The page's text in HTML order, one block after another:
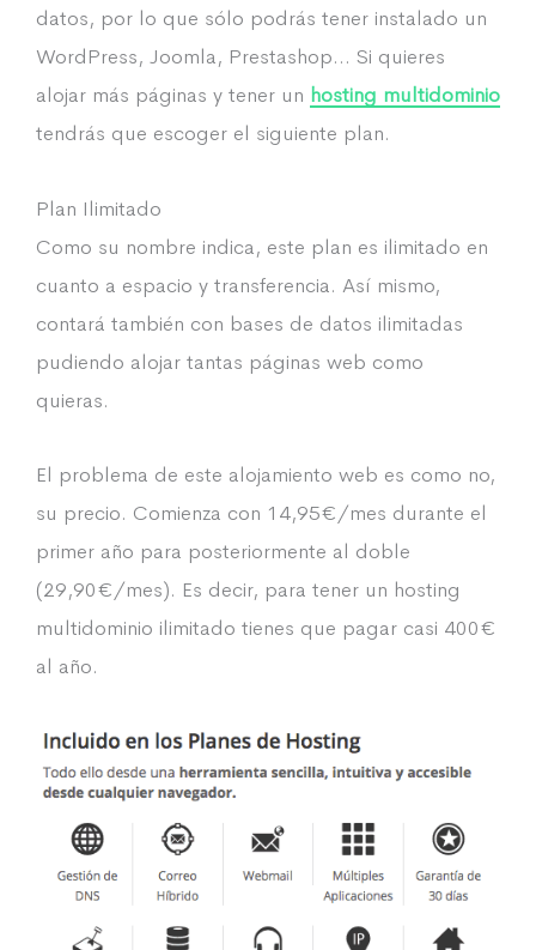
datos, por lo que sólo podrás tener instalado un
WordPress, Joomla, Prestashop… Si quieres
alojar más páginas y tener un hosting multidominio
tendrás que escoger el siguiente plan.
Plan Ilimitado
Como su nombre indica, este plan es ilimitado en
cuanto a espacio y transferencia. Así mismo,
contará también con bases de datos ilimitadas
pudiendo alojar tantas páginas web como
quieras.
El problema de este alojamiento web es como no,
su precio. Comienza con 14,95€/mes durante el
primer año para posteriormente al doble
(29,90€/mes). Es decir, para tener un hosting
multidominio ilimitado tienes que pagar casi 400€
al año.